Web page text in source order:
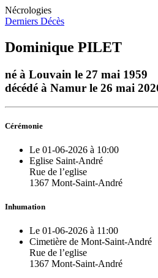
Nécrologies
Derniers Décès
Dominique PILET
né à Louvain le 27 mai 1959
décédé à Namur le 26 mai
Cérémonie
Le 01-06-2026 à 10:00
Eglise Saint-André
Rue de l’eglise
1367 Mont-Saint-André
Inhumation
Le 01-06-2026 à 11:00
Cimetière de Mont-Saint-André
Rue de l’eglise
1367 Mont-Saint-André